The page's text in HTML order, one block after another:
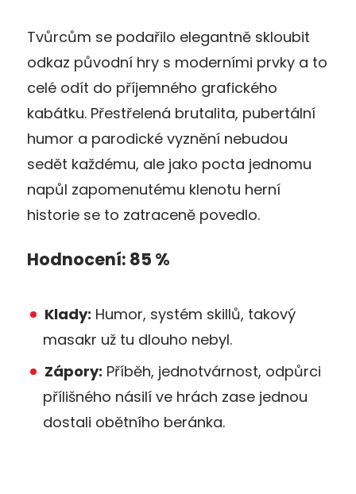
Tvůrcům se podařilo elegantně skloubit
odkaz původní hry s moderními prvky a to
celé odít do příjemného grafického
kabátku. Přestřelená brutalita, pubertální
humor a parodické vyznění nebudou
sedět každému, ale jako pocta jednomu
napůl zapomenutému klenotu herní
historie se to zatraceně povedlo.
Hodnocení: 85 %
Klady: Humor, systém skillů, takový
masakr už tu dlouho nebyl.
Zápory: Příběh, jednotvárnost, odpůrci
přílišného násilí ve hrách zase jednou
dostali obětního beránka.